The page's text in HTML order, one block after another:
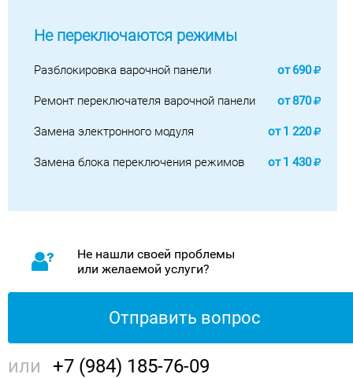
Не переключаются режимы
Разблокировка варочной панели от 690
Ремонт переключателя варочной панели от870
Замена электронного модуля от 1 220
Замена блока переключения режимов от 1 430
Не нашли своей проблемы
или желаемой услуги?
Отправить вопрос
или +7 (984) 185-76-09